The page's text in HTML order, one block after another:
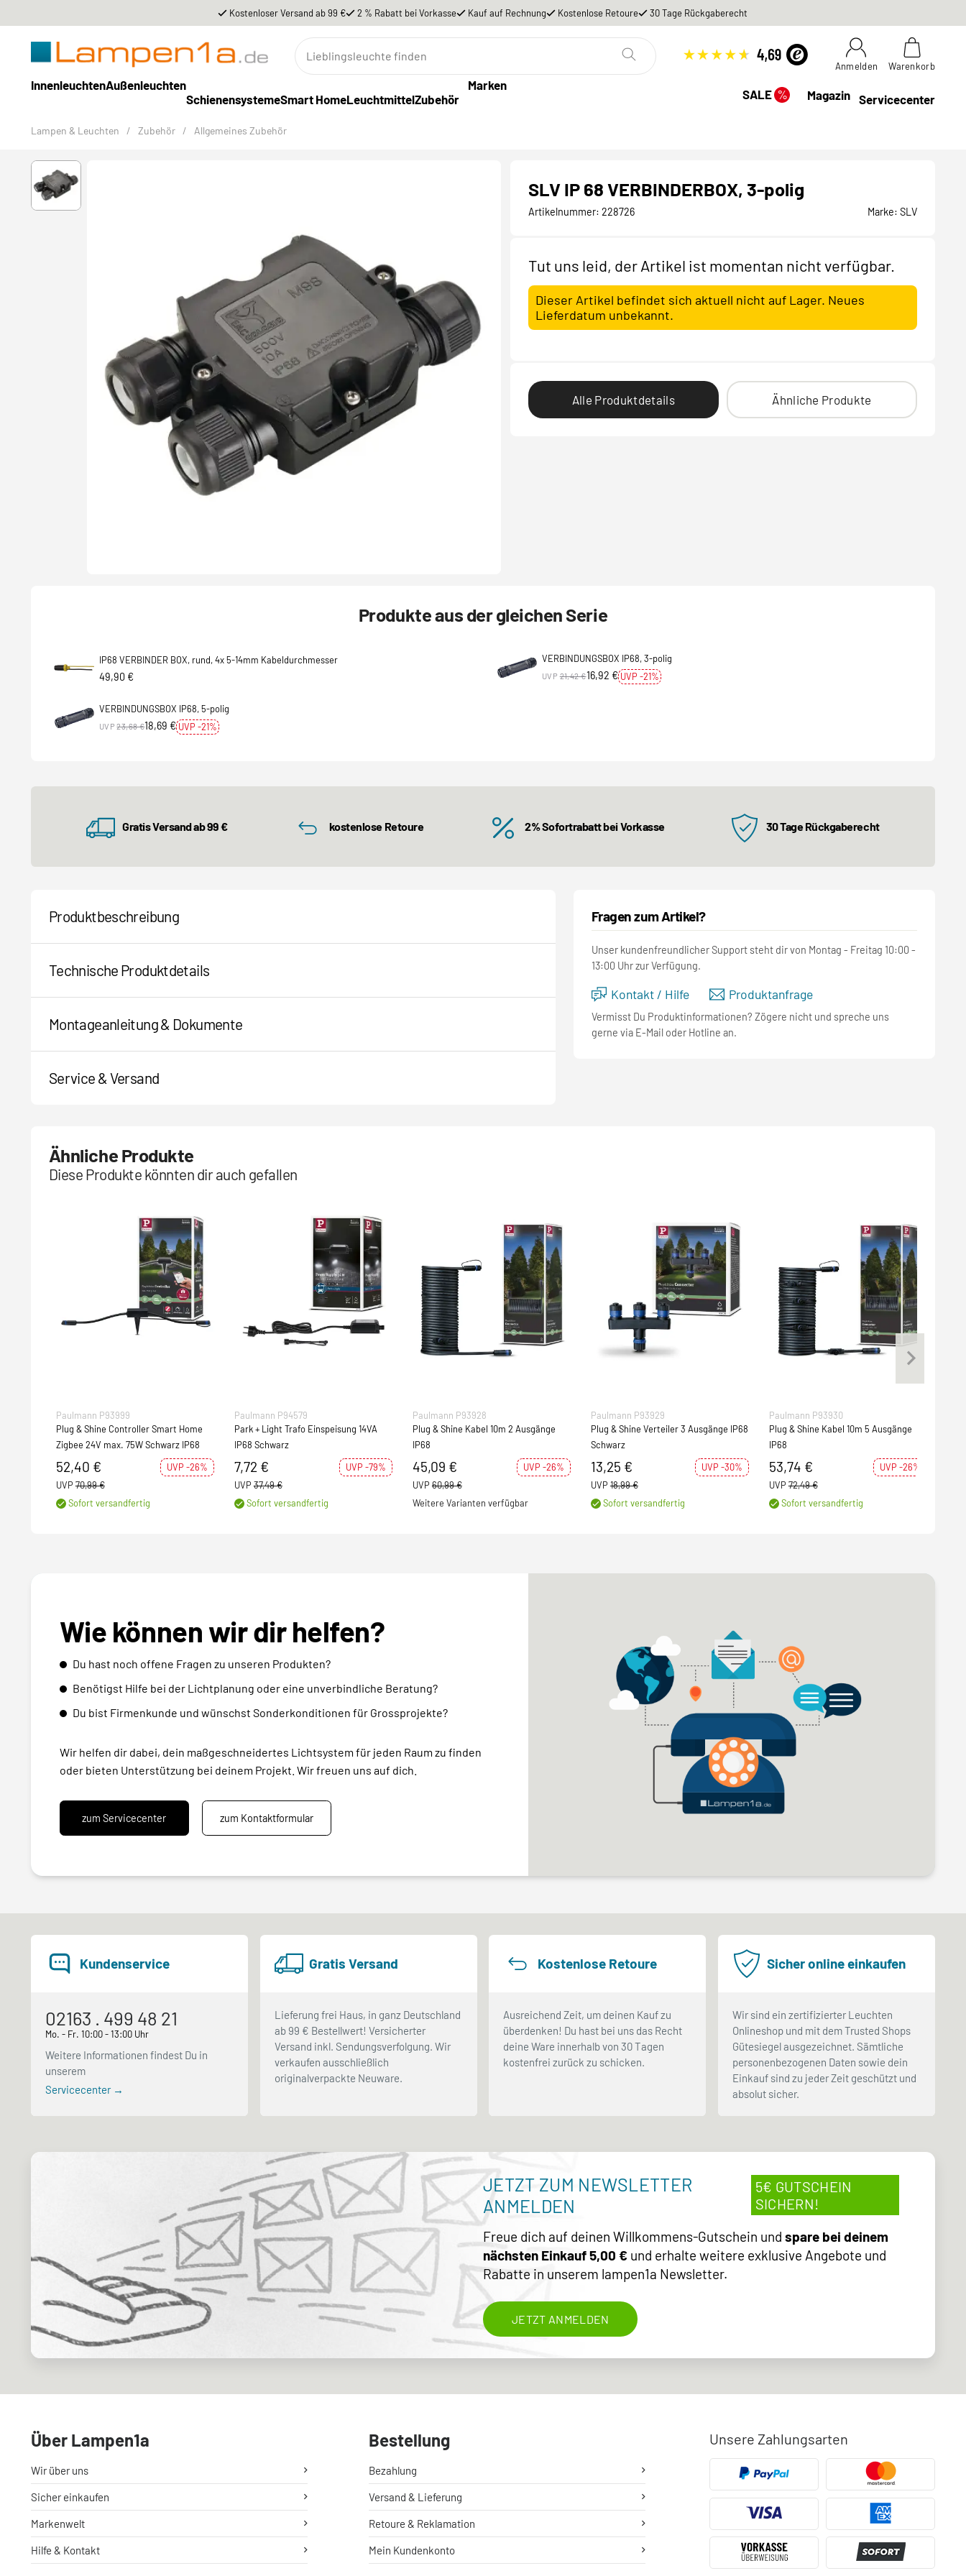
Kostenloser Versand ab 99 € 2 % Rabatt bei Vorkasse Kauf auf Rechnung Kostenlose Retoure 30 Tage Rückgaberecht
Anmelden Warenkorb
InnenleuchtenAußenleuchten
SchienensystemeSmart HomeLeuchtmittelZubehör
Marken
SALE% Magazin Servicecenter
Lampen & Leuchten / Zubehör / Allgemeines Zubehör
SLV IP 68 VERBINDERBOX, 3-polig
Artikelnummer: 228726 Marke: SLV
Tut uns leid, der Artikel ist momentan nicht verfügbar.
Dieser Artikel befindet sich aktuell nicht auf Lager. Neues
Lieferdatum unbekannt.
Alle Produktdetails Ähnliche Produkte
Produkte aus der gleichen Serie
IP68 VERBINDER BOX, rund, 4x 5-14mm Kabeldurchmesser
49,90 €
VERBINDUNGSBOX IP68, 3-polig
16,92 € UVP -21%
UVP 21,42 €
VERBINDUNGSBOX IP68, 5-polig
18,69 € UVP -21%
UVP 23,68 €
Gratis Versand ab 99 € kostenlose Retoure 2% Sofortrabatt bei Vorkasse 30 Tage Rückgaberecht
Produktbeschreibung
Technische Produktdetails
Montageanleitung & Dokumente
Service & Versand
Fragen zum Artikel?
Unser kundenfreundlicher Support steht dir von Montag - Freitag 10:00 -
13:00 Uhr zur Verfügung.
Kontakt / Hilfe Produktanfrage
Vermisst Du Produktinformationen? Zögere nicht und spreche uns
gerne via E-Mail oder Hotline an.
Ähnliche Produkte
Diese Produkte könnten dir auch gefallen
Paulmann P93999
Plug & Shine Controller Smart Home
Zigbee 24V max. 75W Schwarz IP68
52,40 €
UVP -26%
UVP 70,99 €
Sofort versandfertig
Paulmann P94579
Park + Light Trafo Einspeisung 14VA
IP68 Schwarz
7,72 €
UVP -79%
UVP 37,49 €
Sofort versandfertig
Paulmann P93928
Plug & Shine Kabel 10m 2 Ausgänge
IP68
45,09 €
UVP -26%
UVP 60,99 €
Weitere Varianten verfügbar
Paulmann P93929
Plug & Shine Verteiler 3 Ausgänge IP68
Schwarz
13,25 €
UVP -30%
UVP 18,99 €
Sofort versandfertig
Paulmann P93930
Plug & Shine Kabel 10m 5 Ausgänge
IP68
53,74 €
UVP -26%
UVP 72,49 €
Sofort versandfertig
Wie können wir dir helfen?
Du hast noch offene Fragen zu unseren Produkten?
Benötigst Hilfe bei der Lichtplanung oder eine unverbindliche Beratung?
Du bist Firmenkunde und wünschst Sonderkonditionen für Grossprojekte?
Wir helfen dir dabei, dein maßgeschneidertes Lichtsystem für jeden Raum zu finden
oder bieten Unterstützung bei deinem Projekt. Wir freuen uns auf dich.
zum Servicecenter zum Kontaktformular
Kundenservice
02163 . 499 48 21
Mo. - Fr. 10:00 - 13:00 Uhr
Weitere Informationen findest Du in
unserem
Servicecenter →
Gratis Versand
Lieferung frei Haus, in ganz Deutschland
ab 99 € Bestellwert! Versicherter
Versand inkl. Sendungsverfolgung. Wir
verkaufen ausschließlich
originalverpackte Neuware.
Kostenlose Retoure
Ausreichend Zeit, um deinen Kauf zu
überdenken! Du hast bei uns das Recht
deine Ware innerhalb von 30 Tagen
kostenfrei zurück zu schicken.
Sicher online einkaufen
Wir sind ein zertifizierter Leuchten
Onlineshop und mit dem Trusted Shops
Gütesiegel ausgezeichnet. Sämtliche
personenbezogenen Daten sowie dein
Einkauf sind zu jeder Zeit geschützt und
absolut sicher.
JETZT ZUM NEWSLETTER
ANMELDEN
5€ GUTSCHEIN
SICHERN!
Freue dich auf deinen Willkommens-Gutschein und spare bei deinem
nächsten Einkauf 5,00 € und erhalte weitere exklusive Angebote und
Rabatte in unserem lampen1a Newsletter.
JETZT ANMELDEN
Unsere Zahlungsarten
Über Lampen1a
Wir über uns
Sicher einkaufen
Markenwelt
Hilfe & Kontakt
Bestellung
Bezahlung
Versand & Lieferung
Retoure & Reklamation
Mein Kundenkonto